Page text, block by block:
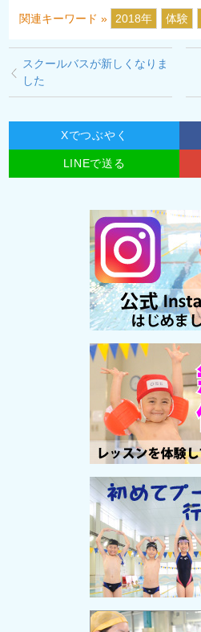
関連キーワード » 2018年 体験
スクールバスが新しくなりま
した
Xでつぶやく
LINEで送る